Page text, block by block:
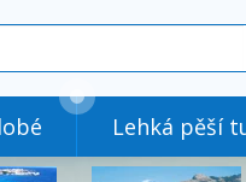
Lehká pěší